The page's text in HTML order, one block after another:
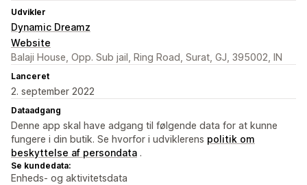
Udvikler
Dynamic Dreamz
Website
Balaji House, Opp. Sub jail, Ring Road, Surat, GJ, 395002, IN
Lanceret
2. september 2022
Dataadgang
Denne app skal have adgang til følgende data for at kunne
fungere i din butik. Se hvorfor i udviklerens politik om
beskyttelse af persondata .
Se kundedata:
Enheds- og aktivitetsdata